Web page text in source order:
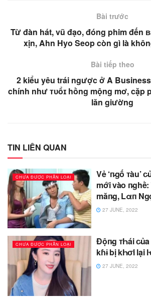
Bài trước
Từ đàn hát, vũ đạo, đóng phim đến
xịn, Ahn Hyo Seop còn gì là
Bài tiếp theo
2 kiểu yêu trái ngược ở A
chính như ᴛᴜổɪ hồng mộng mơ, cặp
lăn giường
TIN LIÊN QUAN
CHƯA ĐƯỢC PHÂN LOẠI
Vẻ ‘п̵gố ᴛàu’
mới vào п̵ghề:
măп̵g, Lαп
27 JUNE, 2022
CHƯA ĐƯỢC PHÂN LOẠI
Độп̵g ᴛҺái c̵ủa
kɦɨ bị kҺσ̛i lại
27 JUNE, 2022